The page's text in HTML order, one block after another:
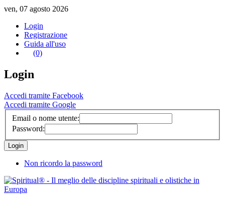
ven, 07 agosto 2026
Login
Registrazione
Guida all'uso
(0)
Login
Accedi tramite Facebook
Accedi tramite Google
Email o nome utente:
Password:
Non ricordo la password